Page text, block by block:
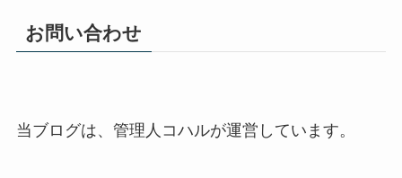
お問い合わせ
当ブログは、管理人コハルが運営しています。